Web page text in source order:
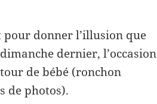
pour donner l’illusion que
dernier, l’occasion
de bébé (ronchon
de photos).